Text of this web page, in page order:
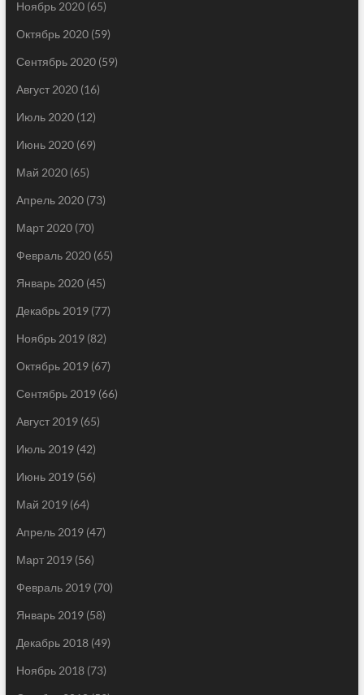
Ноябрь 2020(65)
Октябрь 2020(59)
Сентябрь 2020(59)
Август 2020(16)
Июль 2020(12)
Июнь 2020(69)
Май 2020(65)
Апрель 2020(73)
Март 2020(70)
Февраль 2020(65)
Январь 2020(45)
Декабрь 2019(77)
Ноябрь 2019(82)
Октябрь 2019(67)
Сентябрь 2019(66)
Август 2019(65)
Июль 2019(42)
Июнь 2019(56)
Май 2019(64)
Апрель 2019(47)
Март 2019(56)
Февраль 2019(70)
Январь 2019(58)
Декабрь 2018(49)
Ноябрь 2018(73)